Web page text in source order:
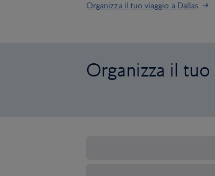
Organizza il tuo viaggio a Dallas
Organizza il